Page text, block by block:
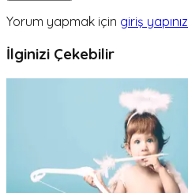
Yorum yapmak için giriş yapınız
İlginizi Çekebilir